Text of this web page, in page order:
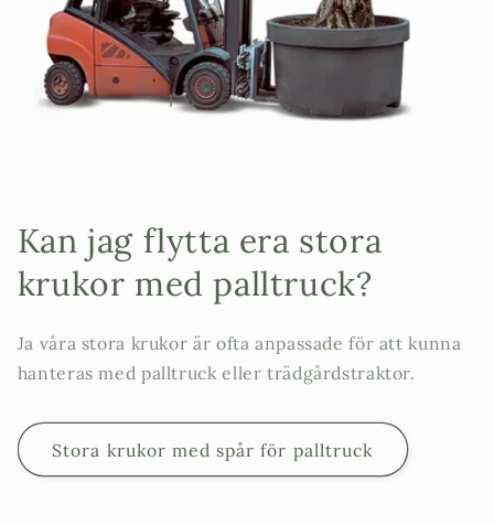
Kan jag flytta era stora
krukor med palltruck?
Ja våra stora krukor är ofta anpassade för att kunna
hanteras med palltruck eller trädgårdstraktor.
Stora krukor med spår för palltruck